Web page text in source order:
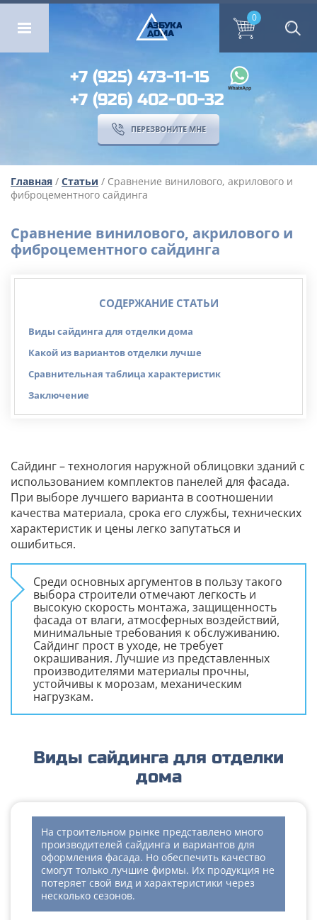
ОМА ПЕРЕЗВОНИТЕ МНЕ
ОМА
АЗБУКА
0
+7 (925) 473-11-15
+7 (926) 402-00-32
ПЕРЕЗВОНИТЕ МНЕ
Главная / Статьи / Сравнение винилового, акрилового и
фиброцементного сайдинга
Сравнение винилового, акрилового и
фиброцементного сайдинга
СОДЕРЖАНИЕ СТАТЬИ
Виды сайдинга для отделки дома
Какой из вариантов отделки лучше
Сравнительная таблица характеристик
Заключение
Сайдинг – технология наружной облицовки зданий с
использованием комплектов панелей для фасада.
При выборе лучшего варианта в соотношении
качества материала, срока его службы, технических
характеристик и цены легко запутаться и
ошибиться.
Среди основных аргументов в пользу такого
выбора строители отмечают легкость и
высокую скорость монтажа, защищенность
фасада от влаги, атмосферных воздействий,
минимальные требования к обслуживанию.
Сайдинг прост в уходе, не требует
окрашивания. Лучшие из представленных
производителями материалы прочны,
устойчивы к морозам, механическим
нагрузкам.
Виды сайдинга для отделки
дома
На строительном рынке представлено много
производителей сайдинга и вариантов для
оформления фасада. Но обеспечить качество
смогут только лучшие фирмы. Их продукция не
потеряет свой вид и характеристики через
несколько сезонов.